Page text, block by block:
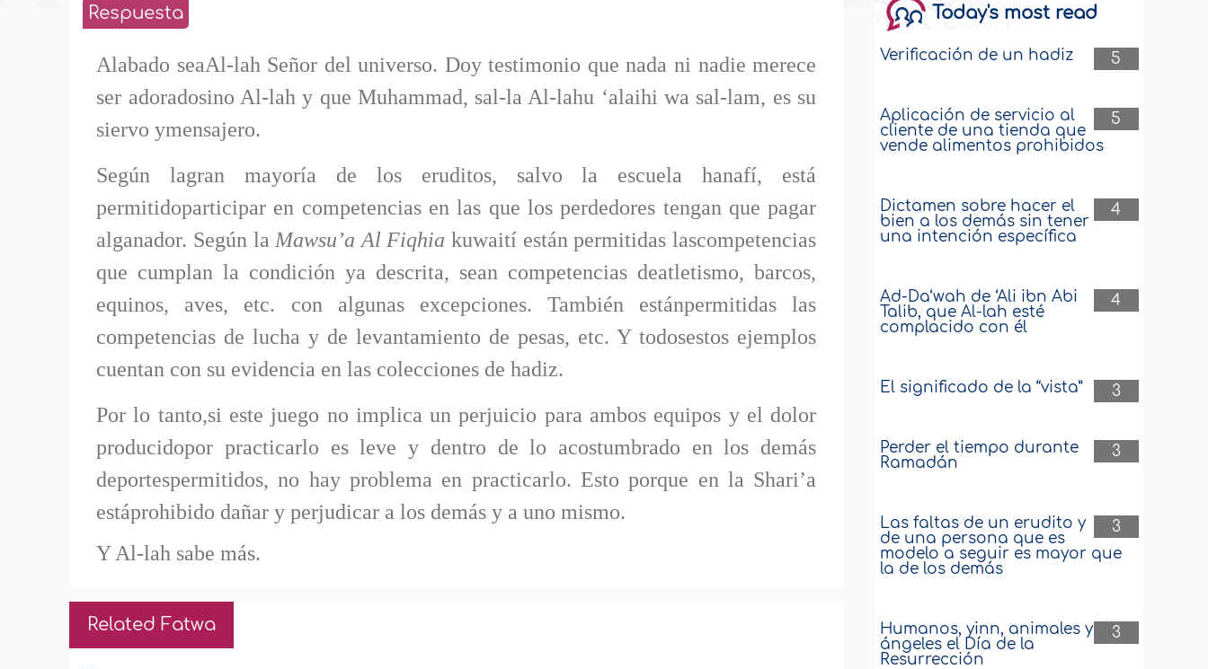
Respuesta
Alabado seaAl-lah Señor del universo. Doy testimonio que nada ni nadie merece
ser adoradosino Al-lah y que Muhammad, sal-la Al-lahu ‘alaihi wa sal-lam, es su
siervo ymensajero.
Según lagran mayoría de los eruditos, salvo la escuela hanafí, está
permitidoparticipar en competencias en las que los perdedores tengan que pagar
alganador. Según la Mawsu’a Al Fiqhia kuwaití están permitidas lascompetencias
que cumplan la condición ya descrita, sean competencias deatletismo, barcos,
equinos, aves, etc. con algunas excepciones. También estánpermitidas las
competencias de lucha y de levantamiento de pesas, etc. Y todosestos ejemplos
cuentan con su evidencia en las colecciones de hadiz.
Por lo tanto,si este juego no implica un perjuicio para ambos equipos y el dolor
producidopor practicarlo es leve y dentro de lo acostumbrado en los demás
deportespermitidos, no hay problema en practicarlo. Esto porque en la Shari’a
estáprohibido dañar y perjudicar a los demás y a uno mismo.
Y Al-lah sabe más.
Related Fatwa
Today's most read
5
Verificación de un hadiz
5
Aplicación de servicio al
cliente de una tienda que
vende alimentos prohibidos
4
Dictamen sobre hacer el
bien a los demás sin tener
una intención específica
4
Ad-Da‘wah de ‘Ali ibn Abi
Talib, que Al-lah esté
complacido con él
3
El significado de la “vista”
3
Perder el tiempo durante
Ramadán
3
Las faltas de un erudito y
de una persona que es
modelo a seguir es mayor que
la de los demás
3
Humanos, yinn, animales y
ángeles el Día de la
Resurrección